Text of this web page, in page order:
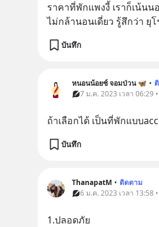
ราคาที่พักแพงงี้ เราก็เน้นน
ไม่กล้านอนเดี่ยว รู้สึกว่า ยุโ
บันทึก
หนอนน้อยซ์ จอมป่วน 🦋 •
7 ม.ค. 2023 เวลา 06:29
ถ้าเลือกได้ เป็นที่พักแบบ
บันทึก
ThanapatM • ติดตาม
6 ม.ค. 2023 เวลา 13:58
1.ปลอดภัย